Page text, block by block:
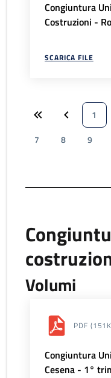
Congiuntura
Costruzioni -
SCARICA FILE
1
7
8 9
Volumi
PDF
Congiuntura
Cesena - 1°